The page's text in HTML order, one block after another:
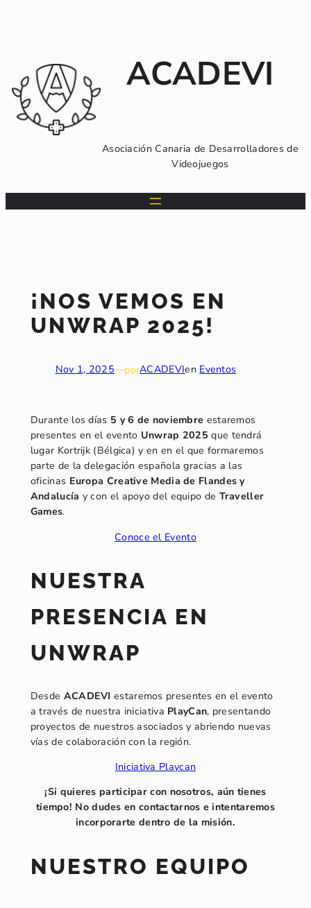
ACADEVI
Asociación Canaria de Desarrolladores de
Videojuegos
¡NOS VEMOS EN
UNWRAP 2025!
Nov 1, 2025—porACADEVIen Eventos
Durante los días 5 y 6 de noviembre estaremos
presentes en el evento Unwrap 2025 que tendrá
lugar Kortrijk (Bélgica) y en en el que formaremos
parte de la delegación española gracias a las
oficinas Europa Creative Media de Flandes y
Andalucía y con el apoyo del equipo de Traveller
Games.
Conoce el Evento
NUESTRA
PRESENCIA EN
UNWRAP
Desde ACADEVIestaremos presentes en el evento
a través de nuestra iniciativa PlayCan, presentando
proyectos de nuestros asociados y abriendo nuevas
vías de colaboración con la región.
Iniciativa Playcan
¡Si quieres participar con nosotros, aún tienes
tiempo! No dudes en contactarnos e intentaremos
incorporarte dentro de la misión.
NUESTRO EQUIPO